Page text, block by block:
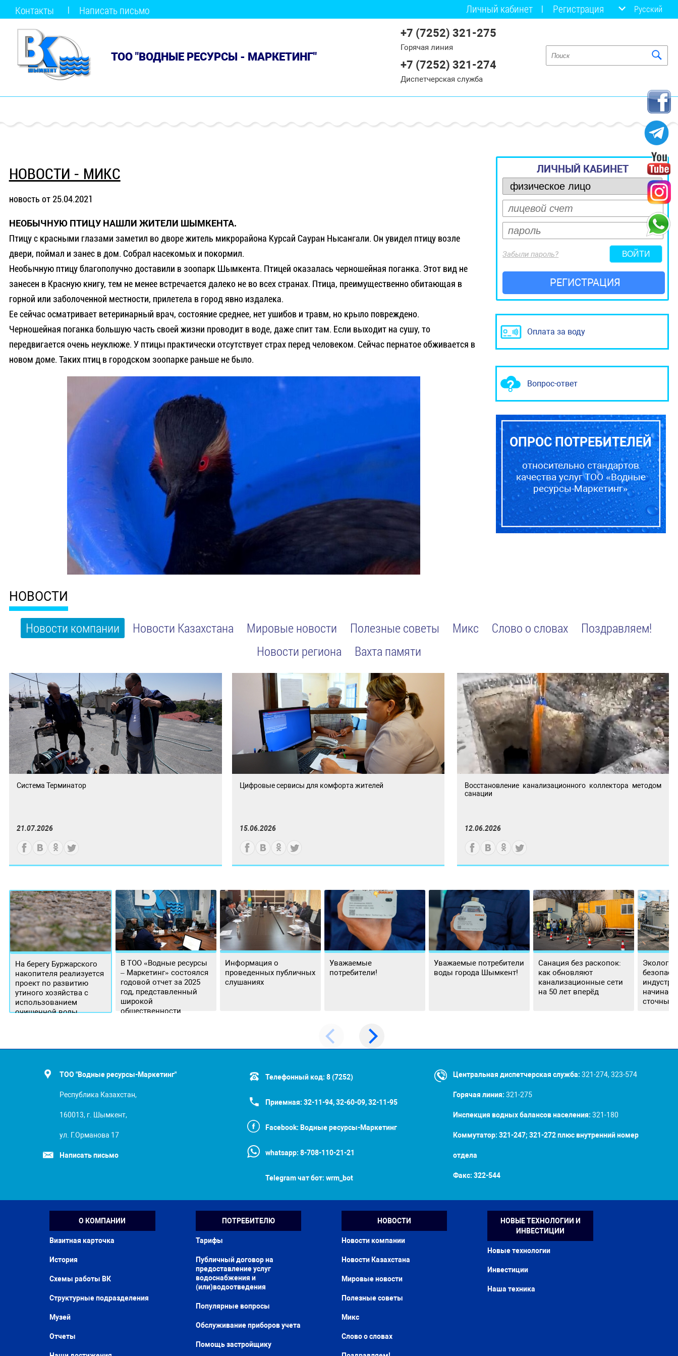
Контакты Написать письмо Личный кабинет Регистрация Русский
ТОО "ВОДНЫЕ РЕСУРСЫ - МАРКЕТИНГ"
+7 (7252) 321-275
Горячая линия
+7 (7252) 321-274
Диспетчерская служба
НОВОСТИ - МИКС
новость от 25.04.2021
НЕОБЫЧНУЮ ПТИЦУ НАШЛИ ЖИТЕЛИ ШЫМКЕНТА.
Птицу с красными глазами заметил во дворе житель микрорайона Курсай Сауран Нысангали. Он увидел птицу возле
двери, поймал и занес в дом. Собрал насекомых и покормил.
Необычную птицу благополучно доставили в зоопарк Шымкента. Птицей оказалась черношейная поганка. Этот вид не
занесен в Красную книгу, тем не менее встречается далеко не во всех странах. Птица, преимущественно обитающая в
горной или заболоченной местности, прилетела в город явно издалека.
Ее сейчас осматривает ветеринарный врач, состояние среднее, нет ушибов и травм, но крыло повреждено.
Черношейная поганка большую часть своей жизни проводит в воде, даже спит там. Если выходит на сушу, то
передвигается очень неуклюже. У птицы практически отсутствует страх перед человеком. Сейчас пернатое обживается в
новом доме. Таких птиц в городском зоопарке раньше не было.
ЛИЧНЫЙ КАБИНЕТ
Забыли пароль?
РЕГИСТРАЦИЯ
Оплата за воду
Вопрос-ответ
ОПРОС ПОТРЕБИТЕЛЕЙ
относительно стандартов
качества услуг ТОО «Водные
ресурсы-Маркетинг»
НОВОСТИ
Новости компании Новости Казахстана Мировые новости Полезные советы Микс Слово о словах
Поздравляем!
Новости региона
Вахта памяти
Система Терминатор
21.07.2026
Цифровые сервисы для комфорта жителей
15.06.2026
Восстановление канализационного коллектора методом
санации
12.06.2026
На берегу Буржарского
накопителя реализуется
проект по развитию
утиного хозяйства с
использованием
очищенной воды
В ТОО «Водные ресурсы
– Маркетинг» состоялся
годовой отчет за 2025
год, представленный
широкой
общественности.
Информация о
проведенных публичных
слушаниях
Уважаемые
потребители!
Уважаемые потребители
воды города Шымкент!
Санация без раскопок:
как обновляют
канализационные сети
на 50 лет вперёд
сточных
ТОО "Водные ресурсы-Маркетинг"
Республика Казахстан,
160013, г. Шымкент,
ул. Г.Орманова 17
Написать письмо
Центральная диспетчерская служба: 321-274, 323-574
Горячая линия: 321-275
Инспекция водных балансов населения: 321-180
Коммутатор: 321-247; 321-272 плюс внутренний номер
отдела
Факс: 322-544
Телефонный код: 8 (7252)
Приемная: 32-11-94, 32-60-09, 32-11-95
Facebook: Водные ресурсы-Маркетинг
whatsapp: 8-708-110-21-21
Telegram чат бот: wrm_bot
О КОМПАНИИ
Визитная карточка
История
Схемы работы ВК
Структурные подразделения
Музей
Отчеты
ПОТРЕБИТЕЛЮ
Тарифы
Публичный договор на
предоставление услуг
водоснабжения и
(или)водоотведения
Популярные вопросы
Обслуживание приборов учета
Помощь застройщику
НОВОСТИ
Новости компании
Новости Казахстана
Мировые новости
Полезные советы
Микс
Слово о словах
НОВЫЕ ТЕХНОЛОГИИ И
ИНВЕСТИЦИИ
Новые технологии
Инвестиции
Наша техника